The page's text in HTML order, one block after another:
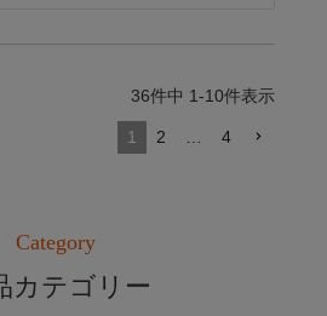
36件中 1-10件表示
1 2 … 4
Category
カテゴリー